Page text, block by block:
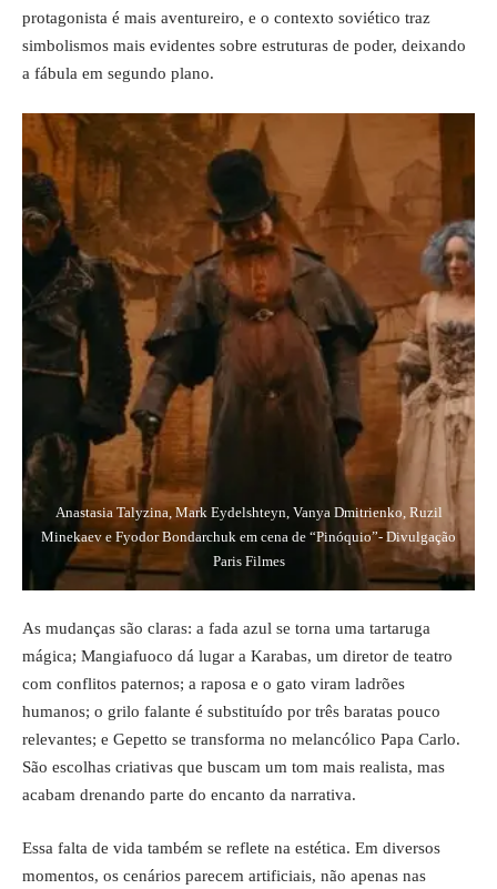
protagonista é mais aventureiro, e o contexto soviético traz
simbolismos mais evidentes sobre estruturas de poder, deixando
a fábula em segundo plano.
Anastasia Talyzina, Mark Eydelshteyn, Vanya Dmitrienko, Ruzil
Minekaev e Fyodor Bondarchuk em cena de “Pinóquio”- Divulgação
Paris Filmes
As mudanças são claras: a fada azul se torna uma tartaruga
mágica; Mangiafuoco dá lugar a Karabas, um diretor de teatro
com conflitos paternos; a raposa e o gato viram ladrões
humanos; o grilo falante é substituído por três baratas pouco
relevantes; e Gepetto se transforma no melancólico Papa Carlo.
São escolhas criativas que buscam um tom mais realista, mas
acabam drenando parte do encanto da narrativa.
Essa falta de vida também se reflete na estética. Em diversos
momentos, os cenários parecem artificiais, não apenas nas